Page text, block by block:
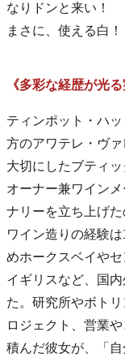
なりドンと来い！
まさに、使える白！
《多彩な経歴が光
ティンポット・ハ
方のアワテレ・ヴ
大切にしたブティッ
オーナー兼ワイン
ナリーを立ち上げた
ワイン造りの経験
めホークスベイや
イギリスなど、国
た。研究所やボト
ロジェクト、営業
積んだ彼女が、「